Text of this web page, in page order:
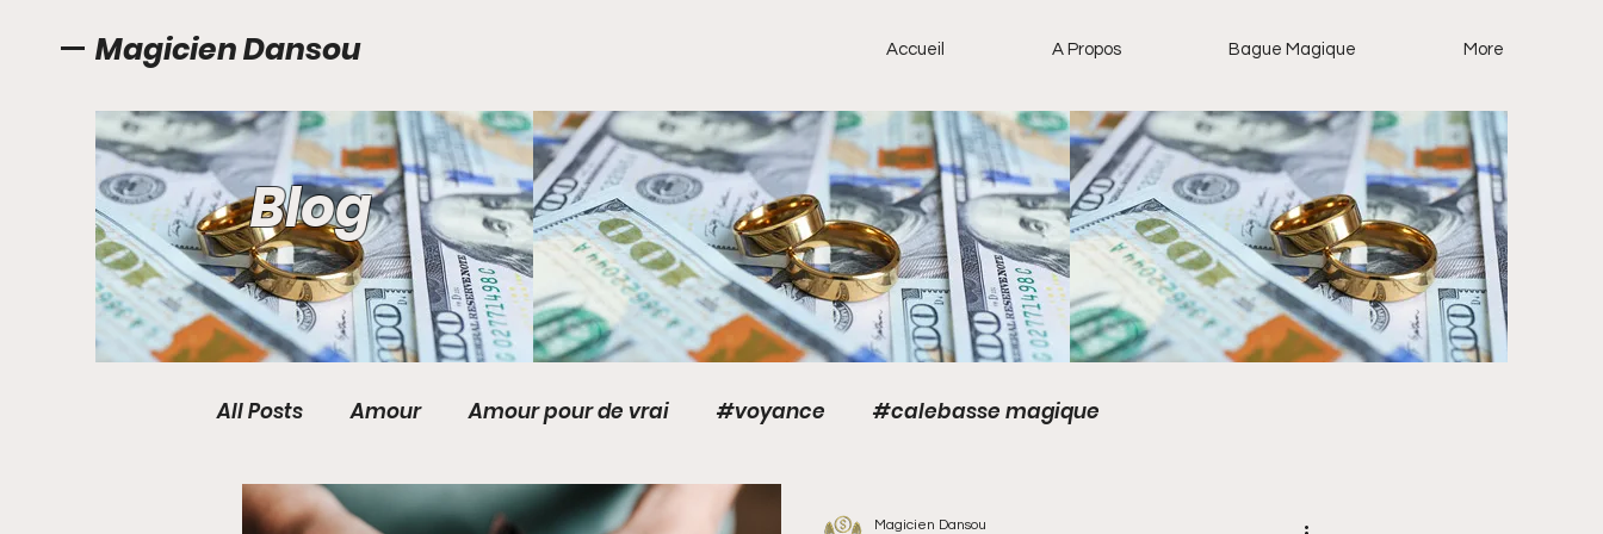
Magicien Dansou Accueil A Propos Bague Magique More
Blog
All Posts Amour Amour pour de vrai #voyance #calebasse magique
Anneaux magique pour amour Anneaux magiques
Magicien Dansou